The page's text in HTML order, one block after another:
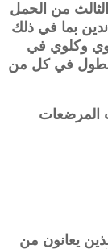
من الحمل
بما في ذلك
وكلوي في
مطول في كل من
المرضعات
يعانون من